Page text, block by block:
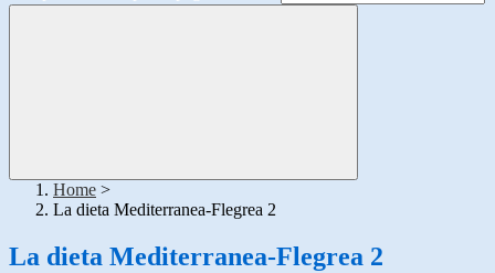
Home >
La dieta Mediterranea-Flegrea 2
La dieta Mediterranea-Flegrea 2